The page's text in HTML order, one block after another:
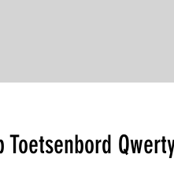
Toetsenbord